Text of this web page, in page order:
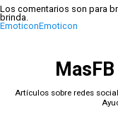
Los comentarios son para
brinda.
EmoticonEmoticon